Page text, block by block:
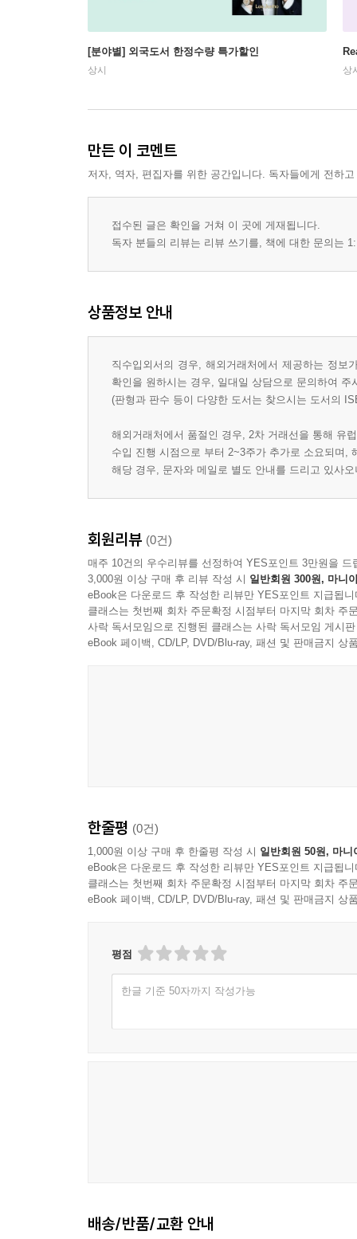
[분야별] 외국도서 한정수량 특가할인
상시 상
만든 이 코멘트
저자, 역자, 편집자를 위한 공간입니다. 독자들에게 전하
접수된 글은 확인을 거쳐 이 곳에 게재됩니다.
독자 분들의 리뷰는 리뷰 쓰기를, 책에 대한 문의는
상품정보 안내
직수입외서의 경우, 해외거래처에서 제공하는 정
확인을 원하시는 경우, 일대일 상담으로 문의하여 주
(판형과 판수 등이 다양한 도서는 찾으시는 도서의
해외거래처에서 품절인 경우, 2차 거래선을 통해 유
수입 진행 시점으로 부터 2~3주가 추가로 소요되며,
해당 경우, 문자와 메일로 별도 안내를 드리고 있사
회원리뷰 (0건)
매주 10건의 우수리뷰를 선정하여 YES포인트 3만원을 드
3,000원 이상 구매 후 리뷰 작성 시 일반회원 300원, 마니
eBook은 다운로드 후 작성한 리뷰만 YES포인트 지급됩니
클래스는 첫번째 회차 주문확정 시점부터 마지막 회차 주
사락 독서모임으로 진행된 클래스는 사락 독서모임 게시
eBook 페이백, CD/LP, DVD/Blu-ray, 패션 및 판매금지 상
한줄평 (0건)
1,000원 이상 구매 후 한줄평 작성 시 일반회원 50원, 마니
eBook은 다운로드 후 작성한 리뷰만 YES포인트 지급됩니
클래스는 첫번째 회차 주문확정 시점부터 마지막 회차 주
eBook 페이백, CD/LP, DVD/Blu-ray, 패션 및 판매금지 상
평점
한글 기준 50자까지 작성가능
배송/반품/교환 안내